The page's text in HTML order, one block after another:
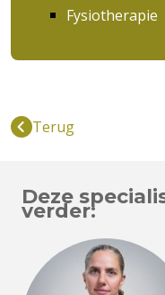
Fysiotherapie
Terug
Deze
verder: